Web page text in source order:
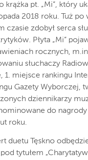
krążka pt. „Mi”, który
2018 roku. Tuż po
czasie zdobył serca
Płyta „Mi”
rocznych,
słuchaczy
1. miejsce rankingu
Gazety Wyborczej,
dziennikarzy
nominowane do
roku.
duetu Tęskno
tytułem